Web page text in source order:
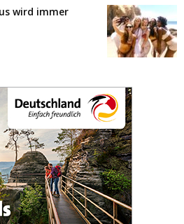
wird immer